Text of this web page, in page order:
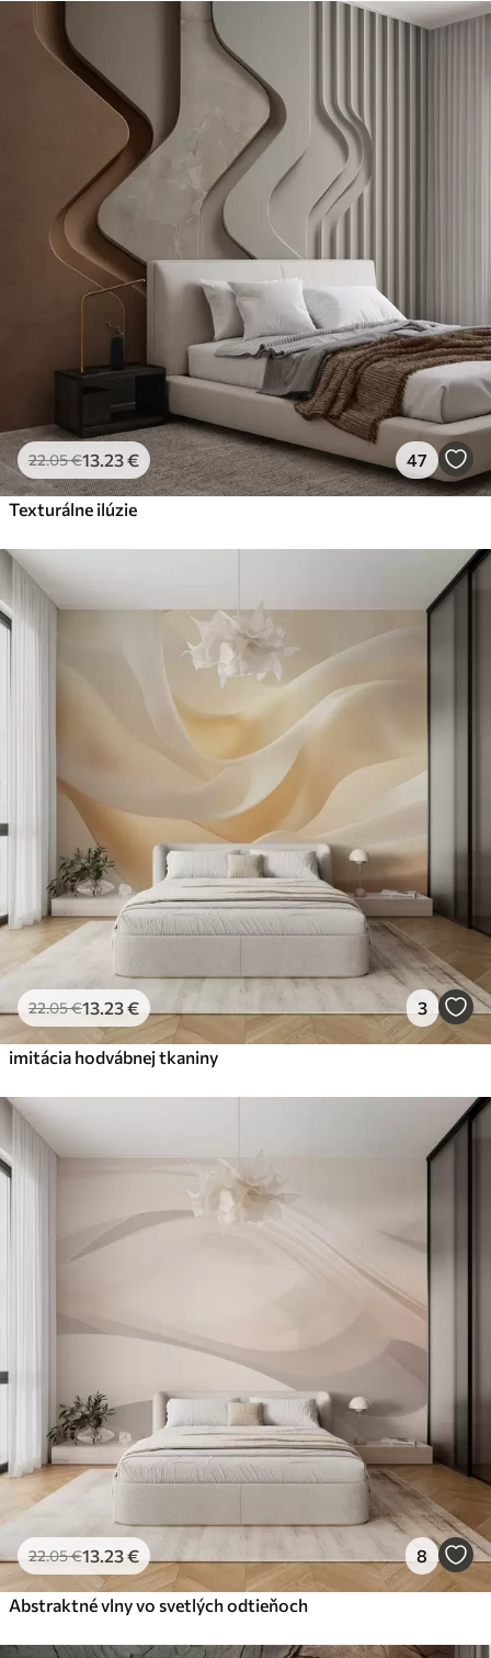
22.05€13 .23€ 47
Texturálne ilúzie
22.05€13 .23€ 3
imitácia hodvábnej tkaniny
22.05€13 .23€ 8
Abstraktné vlny vo svetlých odtieňoch